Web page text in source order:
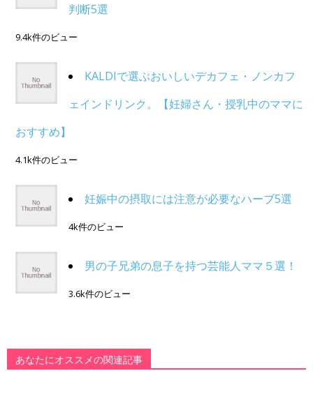
判断5選
9.4k件のビュー
KALDIで選ぶおいしいデカフェ・ノンカフ
ェインドリンク。【妊婦さん・授乳中のママに
おすすめ】
4.1k件のビュー
妊娠中の摂取には注意が必要なハーブ5選
4k件のビュー
男の子兄弟の息子を持つ芸能人ママ５選！
3.6k件のビュー
あなたにオススメの関連記事